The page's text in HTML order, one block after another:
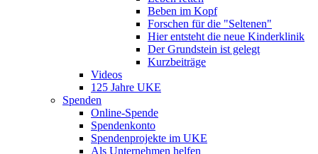
Beben im Kopf
Forschen für die "Seltenen"
Hier entsteht die neue Kinderklinik
Der Grundstein ist gelegt
Kurzbeiträge
Videos
125 Jahre UKE
Spenden
Online-Spende
Spendenkonto
Spendenprojekte im UKE
Als Unternehmen helfen